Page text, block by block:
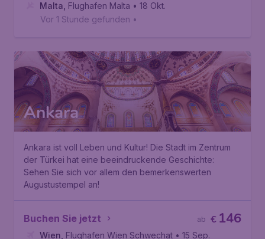
Malta Flughafen Malta • 18 Okt.
Vor 1 Stunde gefunden •
Ankara
Ankara ist voll Leben und Kultur! Die Stadt im Zentrum
der Türkei hat eine beeindruckende Geschichte:
Sehen Sie sich vor allem den bemerkenswerten
Augustustempel an!
Buchen Sie jetzt € 146
ab
Wien Flughafen Wien Schwechat • 15 Sep.